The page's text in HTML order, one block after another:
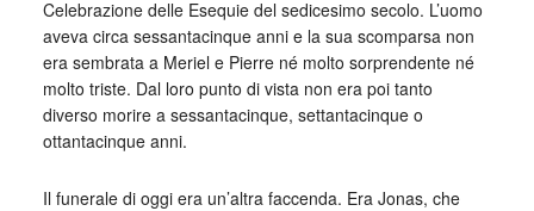
Celebrazione delle Esequie del sedicesimo secolo. L’uomo
aveva circa sessantacinque anni e la sua scomparsa non
era sembrata a Meriel e Pierre né molto sorprendente né
molto triste. Dal loro punto di vista non era poi tanto
diverso morire a sessantacinque, settantacinque o
ottantacinque anni.
Il funerale di oggi era un’altra faccenda. Era Jonas, che